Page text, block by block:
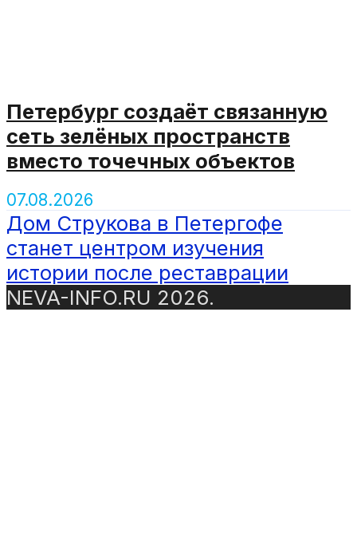
Петербург создаёт связанную
сеть зелёных пространств
вместо точечных объектов
07.08.2026
Дом Струкова в Петергофе
станет центром изучения
истории после реставрации
NEVA-INFO.RU 2026.